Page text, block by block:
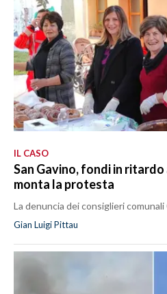
IL CASO
San Gavino, fondi in
monta la protesta
La denuncia dei consiglieri
Gian Luigi Pittau